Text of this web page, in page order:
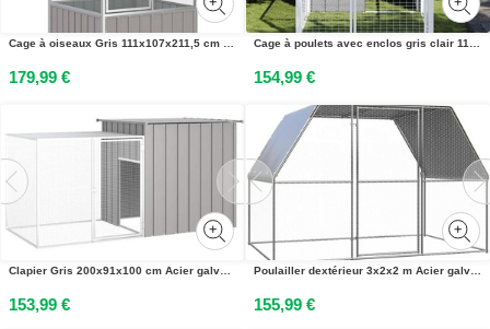
Cage à oiseaux Gris 111x107x211,5 cm Acier galvanisé
179,99 €
Cage à poulets avec enclos gris clair 110 x 201 x 110 cm acier galvanisé
154,99 €
Clapier Gris 200x91x100 cm Acier galvanisé
153,99 €
Poulailler dextérieur 3x2x2 m Acier galvanisé
155,99 €